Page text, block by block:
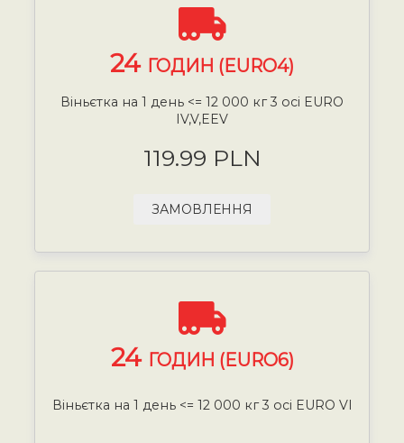
24 ГОДИН (EURO4)
Віньєтка на 1 день <= 12 000 кг 3 осі EURO
IV,V,EEV
119.99 PLN
ЗАМОВЛЕННЯ
24 ГОДИН (EURO6)
Віньєтка на 1 день <= 12 000 кг 3 осі EURO VI